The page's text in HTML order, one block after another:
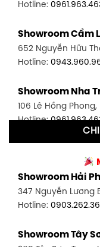
348 Đ. Bạch Đằng, P.
Hotline:
591 Hoàng Văn Thụ,
Hotline:
Showroom Tân
Showroom
66 đường DT743,
Hotline:
Showroom Cẩm
652 Nguyễn Hữu
Hotline:
Showroom Nha
106 Lê Hồng
Hotline:
27-29 Nguyễn Sỹ
Hotline:
Showroom Buôn
Hotline:
Showroom Hải
347 Nguyễn Lương
Hotline:
Showroom Tây